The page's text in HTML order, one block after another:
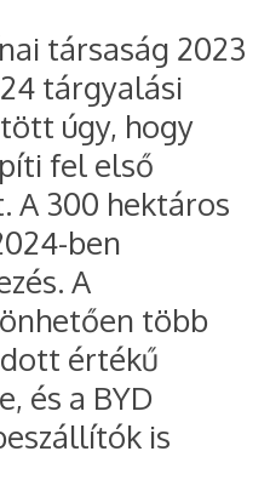
társaság 2023
tárgyalási
úgy, hogy
fel első
A 300 hektáros
ben
A
több
értékű
és a BYD
is